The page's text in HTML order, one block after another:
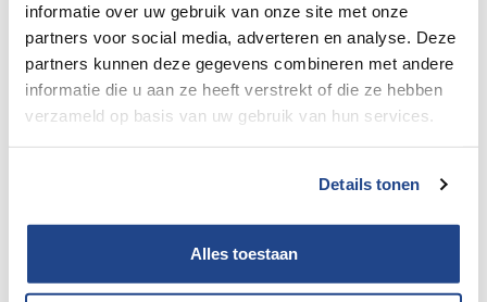
informatie over uw gebruik van onze site met onze
partners voor social media, adverteren en analyse. Deze
partners kunnen deze gegevens combineren met andere
informatie die u aan ze heeft verstrekt of die ze hebben
verzameld op basis van uw gebruik van hun services.
Details tonen
Alles toestaan
Fernelmont,België
VACATURE